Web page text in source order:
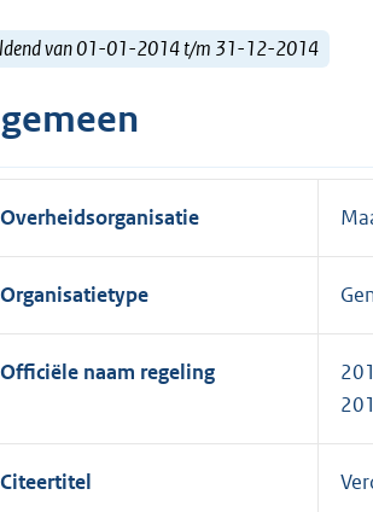
van 01-01-2014 t/m 31-12-2014
Overheidsorganisatie
Organisatietype
Officiële naam regeling
Citeertitel